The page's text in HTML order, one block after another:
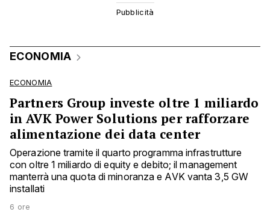
ECONOMIA
ECONOMIA
Partners Group investe oltre 1 miliardo
in AVK Power Solutions per rafforzare
alimentazione dei data center
Operazione tramite il quarto programma infrastrutture
con oltre 1 miliardo di equity e debito; il management
manterrà una quota di minoranza e AVK vanta 3,5 GW
installati
6 ore